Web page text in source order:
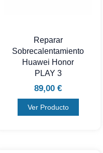
Reparar
Sobrecalentamiento
Huawei Honor
PLAY 3
89,00 €
Ver Producto